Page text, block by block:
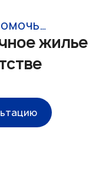
жилье